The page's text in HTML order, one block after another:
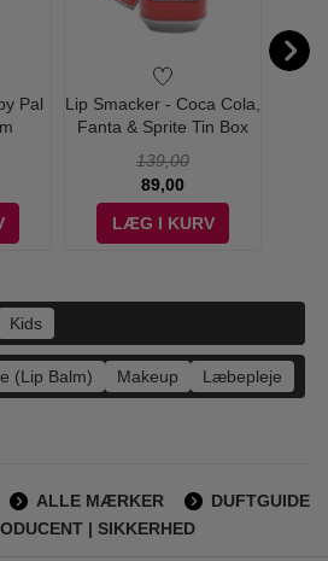
Pal
Lip Smacker - Coca Cola,
Fanta & Sprite Tin Box
139,00
89,00
LÆG I KURV
Kids
(Lip Balm) Makeup Læbepleje
ALLE MÆRKER
DUFTGUIDE
| SIKKERHED